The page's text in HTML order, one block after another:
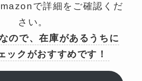
で詳細をご確認くだ
さい。
ので、在庫があるうちに
ックがおすすめです！